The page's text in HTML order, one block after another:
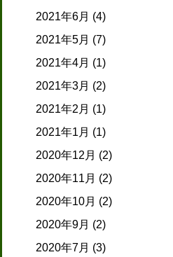
2021年6月 (4)
2021年5月 (7)
2021年4月 (1)
2021年3月 (2)
2021年2月 (1)
2021年1月 (1)
2020年12月 (2)
2020年11月 (2)
2020年10月 (2)
2020年9月 (2)
2020年7月 (3)